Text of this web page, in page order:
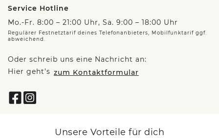
Service Hotline
Mo.-Fr. 8:00 – 21:00 Uhr, Sa. 9:00 – 18:00 Uhr
Regulärer Festnetztarif deines Telefonanbieters, Mobilfunktarif ggf.
abweichend.
Oder schreib uns eine Nachricht an:
Hier geht’s zum Kontaktformular
Unsere Vorteile für dich